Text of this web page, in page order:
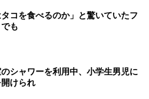
タコを食べるのか」と驚いていたフ
も
シャワーを利用中、小学生男児に
けられ